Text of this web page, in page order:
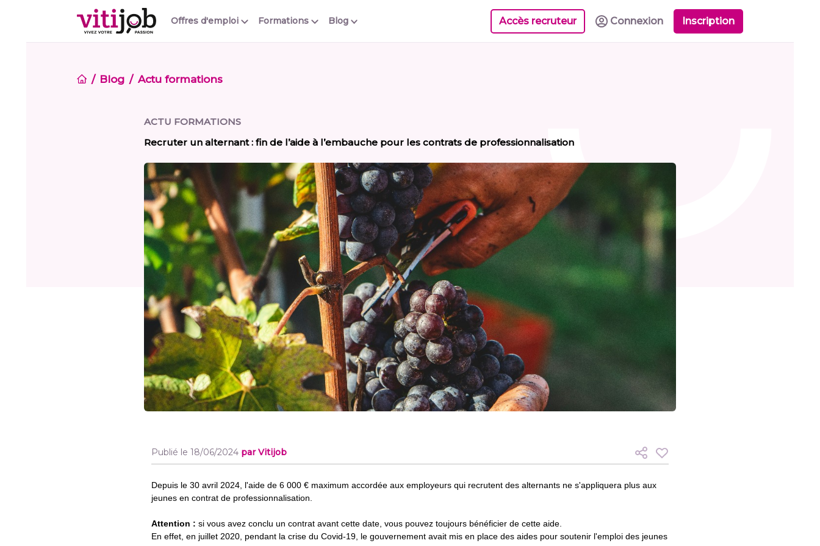
Offres d'emploi Blog
Formations Accès recruteur Connexion Inscription
Blog Actu formations
ACTU FORMATIONS
Recruter un alternant : fin de l’aide à l’embauche pour les contrats de professionnalisation
Publié le 18/06/2024 par Vitijob
Depuis le 30 avril 2024, l'aide de 6 000 € maximum accordée aux employeurs qui recrutent des alternants ne s'appliquera plus aux
jeunes en contrat de professionnalisation.
Attention : si vous avez conclu un contrat avant cette date, vous pouvez toujours bénéficier de cette aide.
En effet, en juillet 2020, pendant la crise du Covid-19, le gouvernement avait mis en place des aides pour soutenir l'emploi des jeunes